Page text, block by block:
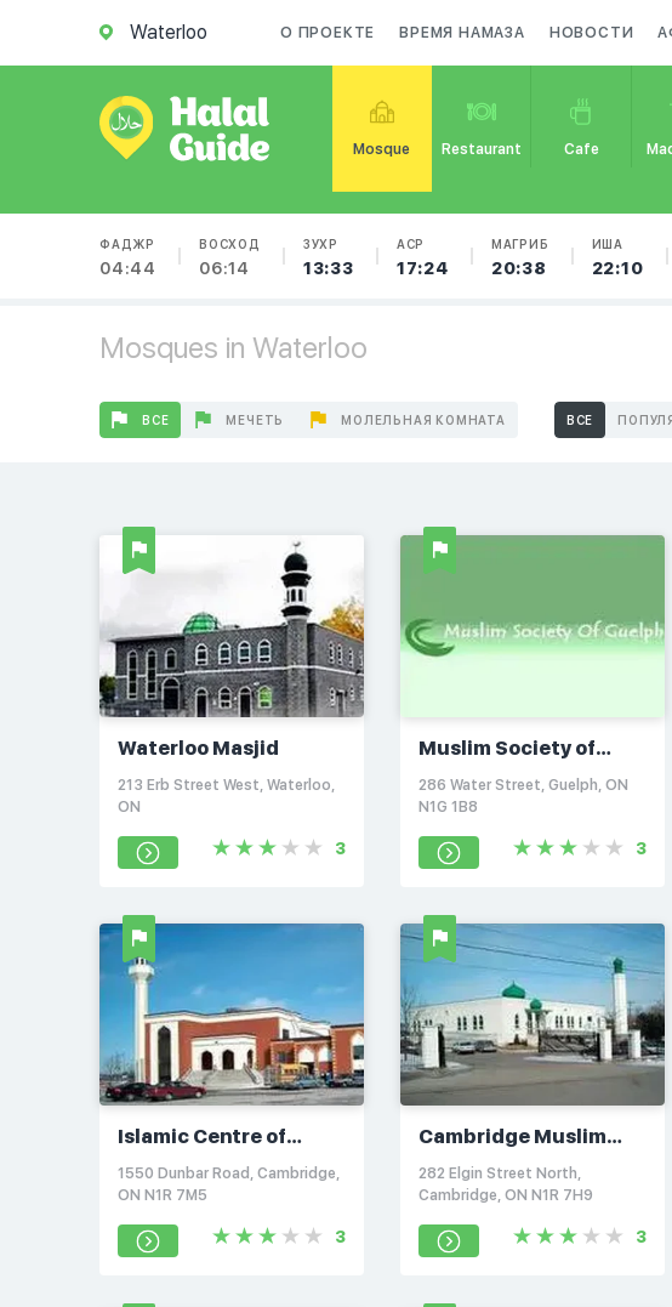
Waterloo О ПРОЕКТЕ ВРЕМЯ НАМАЗА НОВОСТИ
Mosque Restaurant Cafe
ФАДЖР
04:44
ВОСХОД
06:14
ЗУХР
13:33
АСР
17:24
МАГРИБ
20:38
ИША
22:10
Mosques in Waterloo
ВСЕ МЕЧЕТЬ МОЛЕЛЬНАЯ КОМНАТА ВСЕ
Waterloo Masjid
213 Erb Street West, Waterloo,
ON
3
Muslim Society of
Guelph
286 Water Street, Guelph, ON
N1G 1B8
3
Islamic Centre of
Cambridge
1550 Dunbar Road, Cambridge,
ON N1R 7M5
3
Cambridge Muslim
Society Mosque
282 Elgin Street North,
Cambridge, ON N1R 7H9
3